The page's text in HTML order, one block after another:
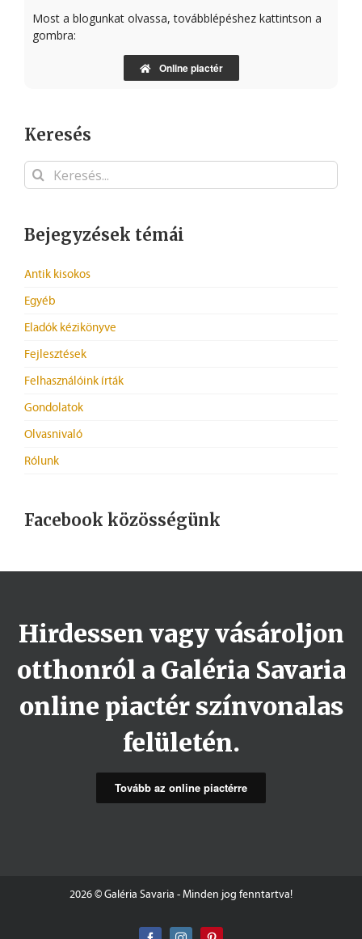
Most a blogunkat olvassa, továbblépéshez kattintson a
gombra:
Online piactér
Keresés
Keresés...
Bejegyzések témái
Antik kisokos
Egyéb
Eladók kézikönyve
Fejlesztések
Felhasználóink írták
Gondolatok
Olvasnivaló
Rólunk
Facebook közösségünk
Hirdessen vagy vásároljon
otthonról a Galéria Savaria
online piactér színvonalas
felületén.
Tovább az online piactérre
2026 © Galéria Savaria - Minden jog fenntartva!